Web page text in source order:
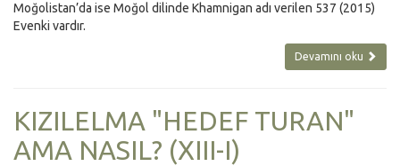
Moğolistan’da ise Moğol dilinde Khamnigan adı verilen 537 (2015)
Evenki vardır.
Devamını oku
KIZILELMA "HEDEF TURAN"
AMA NASIL? (XIII-I)